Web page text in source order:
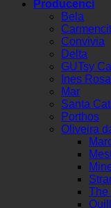
Producenci
Bela
Convivia
Delta
GUTsy
Ines
Mar
Santa
Porthos
Oliveira
The